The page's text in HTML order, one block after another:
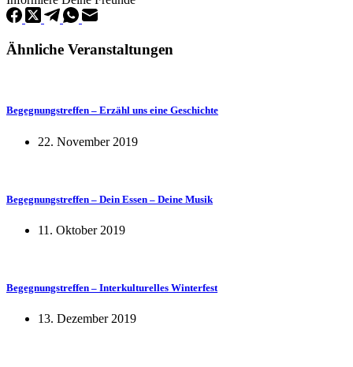
Ähnliche Veranstaltungen
Begegnungstreffen – Erzähl uns eine Geschichte
22. November 2019
Begegnungstreffen – Dein Essen – Deine Musik
11. Oktober 2019
Begegnungstreffen – Interkulturelles Winterfest
13. Dezember 2019